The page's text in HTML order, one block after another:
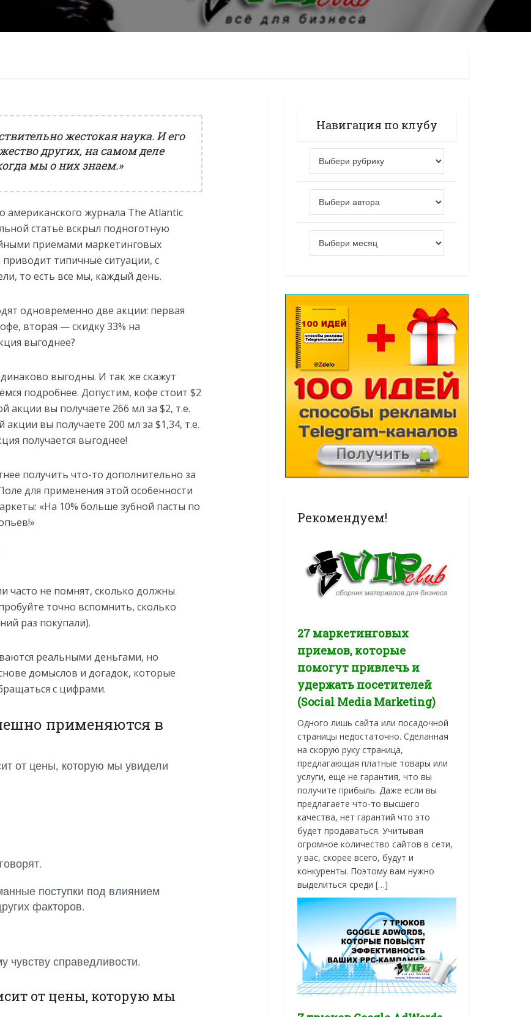
жестокая наука. И его
других, на самом деле
мы о них знаем.»
журнала The Atlantic
статье вскрыл подноготную
приемами маркетинговых
типичные ситуации, с
то есть все мы, каждый день.
одновременно две акции: первая
вторая — скидку 33% на
выгоднее?
выгодны. И так же скажут
подробнее. Допустим, кофе стоит $2
акции вы получаете 266 мл за $2, т.е.
вы получаете 200 мл за $1,34, т.е.
получается выгоднее!
получить что-то дополнительно за
для применения этой особенности
«На 10% больше зубной пасты по
часто не помнят, сколько должны
точно вспомнить, сколько
раз покупали).
реальными деньгами, но
домыслов и догадок, которые
с цифрами.
применяются в
от цены, которую мы увидели
поступки под влиянием
факторов.
справедливости.
от цены, которую мы
Навигация по клубу
Рекомендуем!
27 маркетинговых
приемов, которые
помогут привлечь и
удержать посетителей
(Social Media Marketing)
Одного лишь сайта или посадочной
страницы недостаточно. Сделанная
на скорую руку страница,
предлагающая платные товары или
услуги, еще не гарантия, что вы
получите прибыль. Даже если вы
предлагаете что-то высшего
качества, нет гарантий что это
будет продаваться. Учитывая
огромное количество сайтов в сети,
у вас, скорее всего, будут и
конкуренты. Поэтому вам нужно
выделиться среди […]